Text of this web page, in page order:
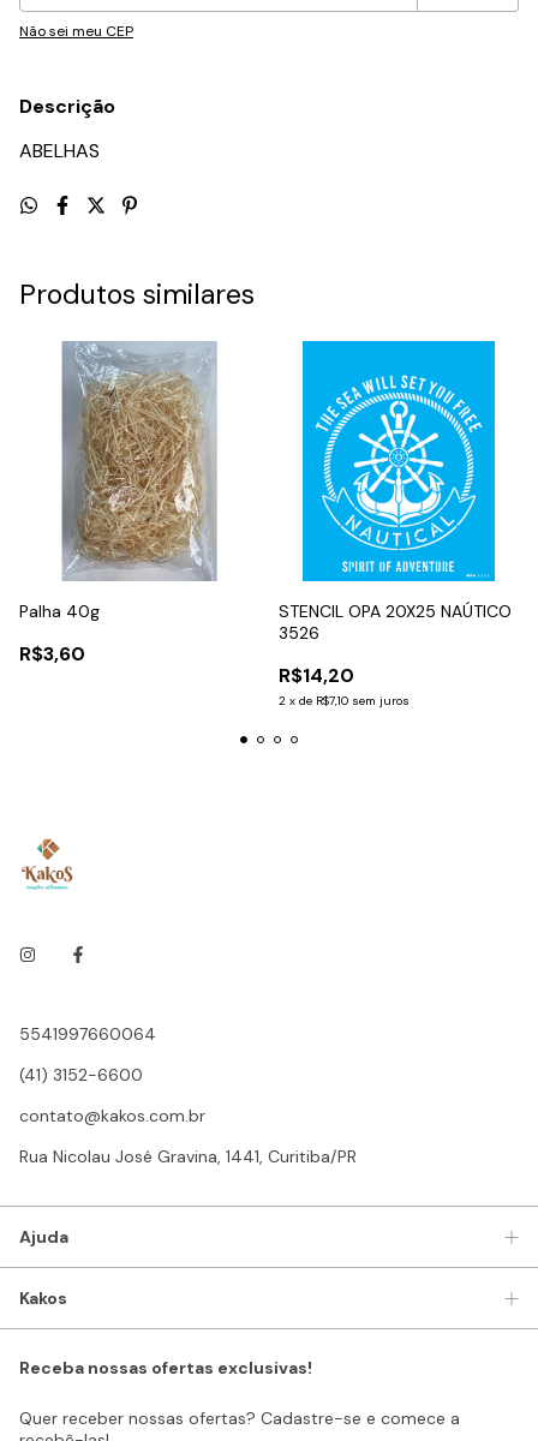
Não sei meu CEP
Descrição
ABELHAS
Produtos similares
Palha 40g
R$3,60
STENCIL OPA 20X25 NAÚTICO
3526
R$14,20
2 x de R$7,10 sem juros
5541997660064
(41) 3152-6600
contato@kakos.com.br
Rua Nicolau José Gravina, 1441, Curitiba/PR
Ajuda
Kakos
Receba nossas ofertas exclusivas!
Quer receber nossas ofertas? Cadastre-se e comece a